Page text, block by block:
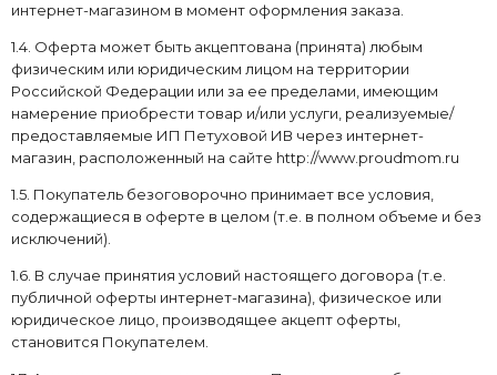
интернет-магазином в момент оформления заказа.
1.4. Оферта может быть акцептована (принята) любым
физическим или юридическим лицом на территории
Российской Федерации или за ее пределами, имеющим
намерение приобрести товар и/или услуги, реализуемые/
предоставляемые ИП Петуховой ИВ через интернет-
магазин, расположенный на сайте http://www.proudmom.ru
1.5. Покупатель безоговорочно принимает все условия,
содержащиеся в оферте в целом (т.е. в полном объеме и без
исключений).
1.6. В случае принятия условий настоящего договора (т.е.
публичной оферты интернет-магазина), физическое или
юридическое лицо, производящее акцепт оферты,
становится Покупателем.